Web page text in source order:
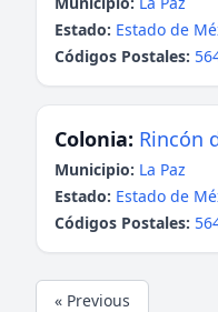
Estado: Estado de
Códigos Postales:
Colonia: Rincón
Municipio: La Paz
Estado: Estado de
Códigos Postales:
« Previous